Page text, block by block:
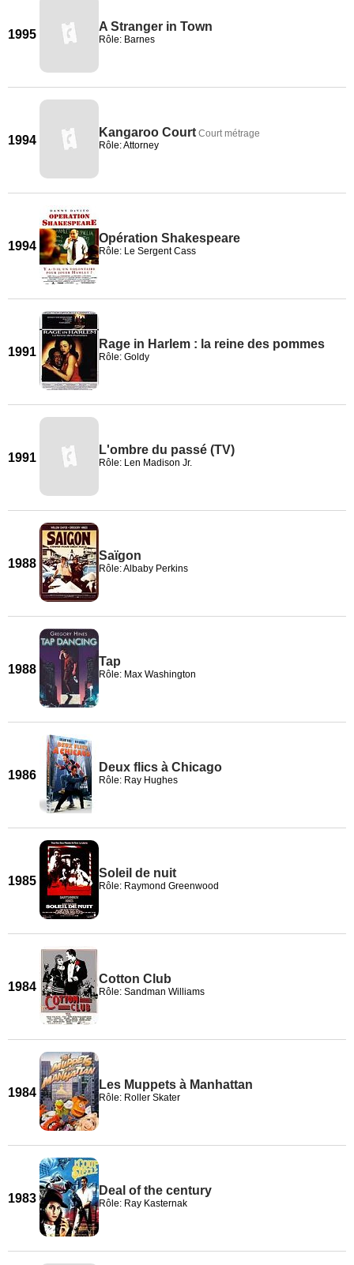
1995
A Stranger in Town
Rôle: Barnes
1994
Kangaroo Court Court métrage
Rôle: Attorney
1994
Opération Shakespeare
Rôle: Le Sergent Cass
1991
Rage in Harlem : la reine des pommes
Rôle: Goldy
1991
L'ombre du passé (TV)
Rôle: Len Madison Jr.
1988
Saïgon
Rôle: Albaby Perkins
1988
Tap
Rôle: Max Washington
1986
Deux flics à Chicago
Rôle: Ray Hughes
1985
Soleil de nuit
Rôle: Raymond Greenwood
1984
Cotton Club
Rôle: Sandman Williams
1984
Les Muppets à Manhattan
Rôle: Roller Skater
1983
Deal of the century
Rôle: Ray Kasternak